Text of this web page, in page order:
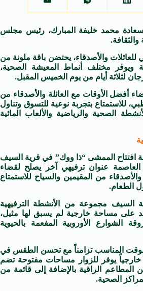
محمد خليفة المبارك، رئيس مجلس
والثقافة.
للعائلات والأصدقاء، يحتضن باقة ملونة من
ويوفر مختلف أنماط المعيشة الصحية،
لثلاثة أيام من يوم الخميس المقبل.
أفضل الأوقات مع العائلة والأصدقاء من
للاستمتاع بتجربة نوعية للتسوق وتناول
الصحية والرياضية والألعاب المائية
افتتاح الممشى “ذا ووك” في قرية السيف
عنوان ترفيهي آخر يصلح لقضاء
من المقيمين والسياح للاستمتاع
الطعام.
مجموعة من الأنشطة الترفيهية
على مساحة خارجية لم يسبق لها مثيل،
الشوارع الأوروبية المفعمة بالحيوية
المناسب تزامناً مع تحسن الطقس في
خارجياً يوفر للزوار مساحات مفتوحة تضم
الراقية بالإضافة إلى قائمة من
الصحية.